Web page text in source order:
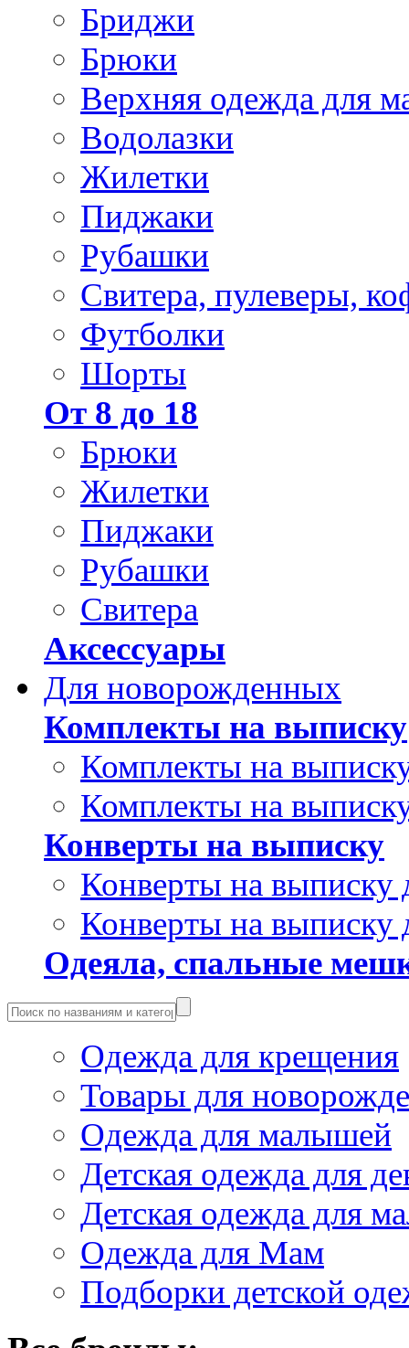
Бриджи
Брюки
Верхняя одежда для
Водолазки
Жилетки
Пиджаки
Рубашки
Свитера, пулеверы,
Футболки
Шорты
От 8 до 18
Брюки
Жилетки
Пиджаки
Рубашки
Свитера
Аксессуары
Для новорожденных
Комплекты на выписку
Комплекты на
Комплекты на
Конверты на выписку
Конверты на выписку
Конверты на выписку
Одеяла, спальные
Одежда для крещения
Товары для
Одежда для малышей
Детская одежда для
Детская одежда для
Одежда для Мам
Подборки детской